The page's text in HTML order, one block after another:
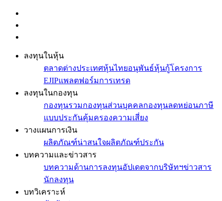
ลงทุนในหุ้น
ตลาดต่างประเทศหุ้นไทยอนุพันธ์หุ้นกู้โครงการ
EJIPแพลตฟอร์มการเทรด
ลงทุนในกองทุน
กองทุนรวมกองทุนส่วนบุคคลกองทุนลดหย่อนภาษี
แบบประกันคุ้มครองความเสี่ยง
วางแผนการเงิน
ผลิตภัณฑ์น่าสนใจผลิตภัณฑ์ประกัน
บทความและข่าวสาร
บทความด้านการลงทุนอัปเดตจากบริษัทฯข่าวสาร
นักลงทุน
บทวิเคราะห์